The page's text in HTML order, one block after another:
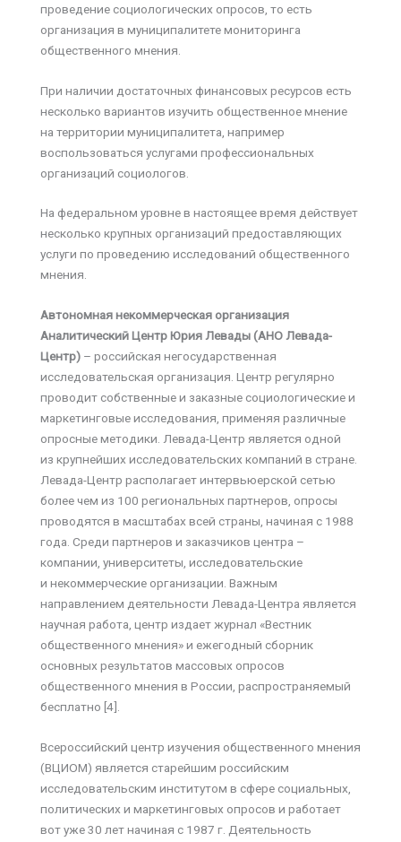
проведение социологических опросов, то есть
организация в муниципалитете мониторинга
общественного мнения.
При наличии достаточных финансовых ресурсов есть
несколько вариантов изучить общественное мнение
на территории муниципалитета, например
воспользоваться услугами профессиональных
организаций социологов.
На федеральном уровне в настоящее время действует
несколько крупных организаций предоставляющих
услуги по проведению исследований общественного
мнения.
Автономная некоммерческая организация
Аналитический Центр Юрия Левады (АНО Левада-
Центр) – российская негосударственная
исследовательская организация. Центр регулярно
проводит собственные и заказные социологические и
маркетинговые исследования, применяя различные
опросные методики. Левада-Центр является одной
из крупнейших исследовательских компаний в стране.
Левада-Центр располагает интервьюерской сетью
более чем из 100 региональных партнеров, опросы
проводятся в масштабах всей страны, начиная с 1988
года. Среди партнеров и заказчиков центра –
компании, университеты, исследовательские
и некоммерческие организации. Важным
направлением деятельности Левада-Центра является
научная работа, центр издает журнал «Вестник
общественного мнения» и ежегодный сборник
основных результатов массовых опросов
общественного мнения в России, распространяемый
бесплатно [4].
Всероссийский центр изучения общественного мнения
(ВЦИОМ) является старейшим российским
исследовательским институтом в сфере социальных,
политических и маркетинговых опросов и работает
вот уже 30 лет начиная с 1987 г. Деятельность